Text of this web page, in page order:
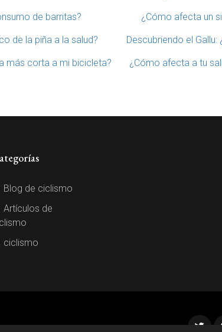
de barritas? ¿Cómo afecta un
de la piña a la salud? Descubriendo el
más corta a mi bicicleta? ¿Cómo afecta a tu
Blog de ciclismo
Artículos de
ciclismo